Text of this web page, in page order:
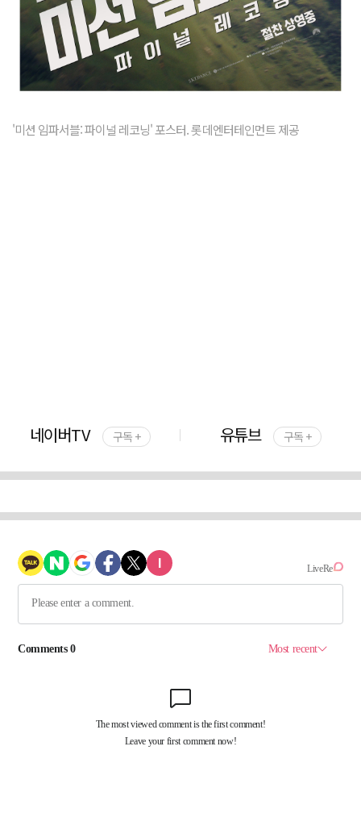
'미션 임파서블: 파이널 레코닝' 포스터. 롯데엔터테인먼트 제공
네이버TV 구독 + 유튜브 구독 +